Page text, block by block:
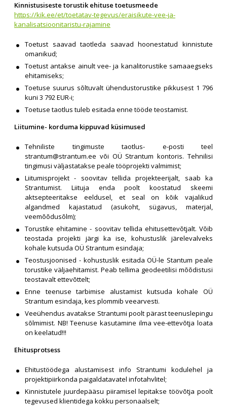
Kinnistusiseste torustik ehituse toetusmeede
https://kik.ee/et/toetatav-tegevus/eraisikute-vee-ja-
kanalisatsioonitaristu-rajamine
Toetust saavad taotleda saavad hoonestatud kinnistute
omanikud;
Toetust antakse ainult vee- ja kanalitorustike samaaegseks
ehitamiseks;
Toetuse suurus sõltuvalt ühendustorustike pikkusest 1 796
kuni 3 792 EUR-i;
Toetuse taotlus tuleb esitada enne tööde teostamist.
Liitumine- korduma kippuvad küsimused
Tehniliste tingimuste taotlus- e-posti teel
strantum@strantum.ee või OÜ Strantum kontoris. Tehnilisi
tingimusi väljastatakse peale tööprojekti valmimist;
Liitumisprojekt - soovitav tellida projekteerijalt, saab ka
Strantumist. Liituja enda poolt koostatud skeemi
aktsepteeritakse eeldusel, et seal on kõik vajalikud
algandmed kajastatud (asukoht, sügavus, materjal,
veemõõdusõlm);
Torustike ehitamine - soovitav tellida ehitusettevõtjalt. Võib
teostada projekti järgi ka ise, kohustuslik järelevalveks
kohale kutsuda OÜ Strantum esindaja;
Teostusjoonised - kohustuslik esitada OÜ-le Stantum peale
torustike väljaehitamist. Peab tellima geodeetilisi mõõdistusi
teostavalt ettevõttelt;
Enne teenuse tarbimise alustamist kutsuda kohale OÜ
Strantum esindaja, kes plommib veearvesti.
Veeühendus avatakse Strantumi poolt pärast teenuslepingu
sõlmimist. NB! Teenuse kasutamine ilma vee-ettevõtja loata
on keelatud!!!
Ehitusprotsess
Ehitustöödega alustamisest info Strantumi kodulehel ja
projektipiirkonda paigaldatavatel infotahvlitel;
Kinnistutele juurdepääsu piiramisel lepitakse töövõtja poolt
tegevused klientidega kokku personaalselt;